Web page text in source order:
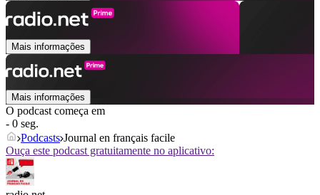
Mais informações
Mais informações
O podcast começa em
- 0 seg.
Podcasts Journal en français facile
Ouça este podcast gratuitamente no aplicativo: